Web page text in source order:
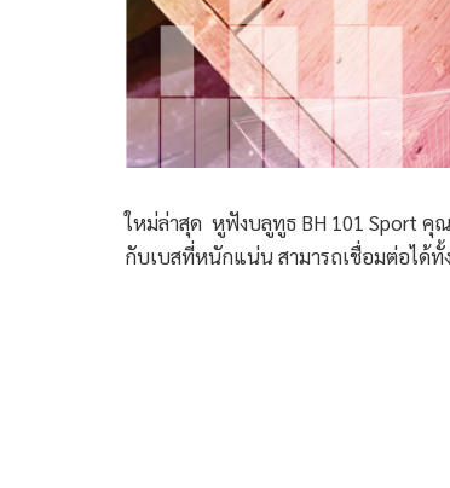
ใหม่ล่าสุด หูฟังบลูทูธ BH 101 Sport คุณ
กับเบสที่หนักแน่น สามารถเชื่อมต่อได้ทั้